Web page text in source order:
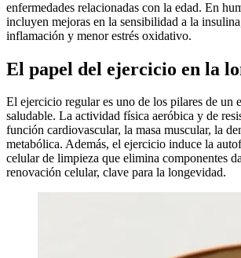
enfermedades relacionadas con la edad. En
incluyen mejoras en la sensibilidad a la
inflamación y menor estrés oxidativo.
El papel del ejercicio en la
El ejercicio regular es uno de los pilares de un
saludable. La actividad física aeróbica y de
función cardiovascular, la masa muscular, la
metabólica. Además, el ejercicio induce la
celular de limpieza que elimina componentes
renovación celular, clave para la longevidad.